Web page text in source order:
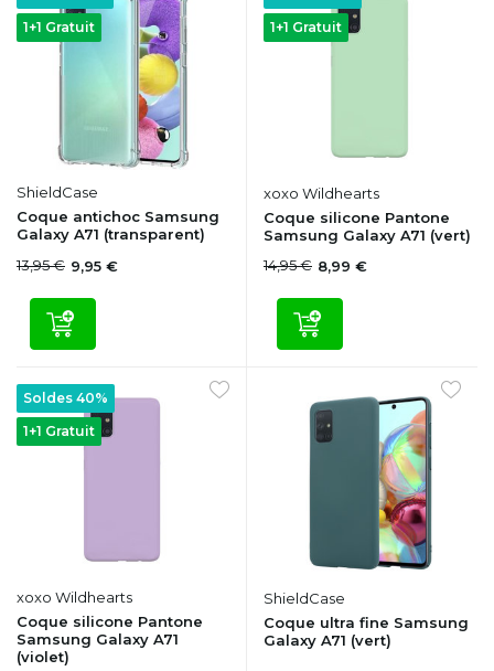
1+1 Gratuit
ShieldCase
Coque antichoc Samsung
Galaxy A71 (transparent)
13,95 € 9,95 €
1+1 Gratuit
xoxo Wildhearts
Coque silicone Pantone
Samsung Galaxy A71 (vert)
14,95 € 8,99 €
1+1 Gratuit
Soldes 40%
xoxo Wildhearts
Coque silicone Pantone
Samsung Galaxy A71
(violet)
ShieldCase
Coque ultra fine Samsung
Galaxy A71 (vert)